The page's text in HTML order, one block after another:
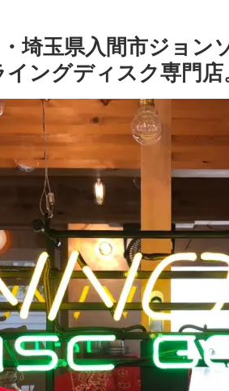
埼玉県入間市ジョン
ングディスク専門店